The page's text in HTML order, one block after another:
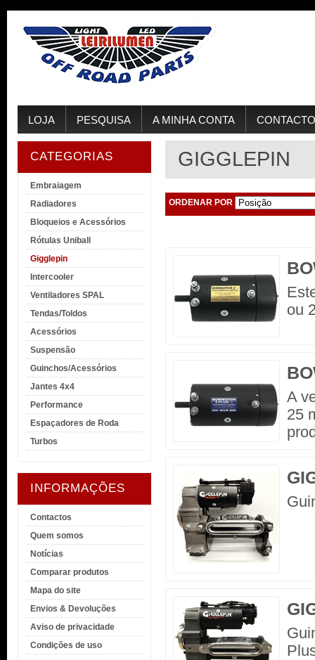
LOJA PESQUISA A MINHA CONTA
CATEGORIAS
Embraiagem
Radiadores
Bloqueios e Acessórios
Rótulas Uniball
Gigglepin
Intercooler
Ventiladores SPAL
Tendas/Toldos
Acessórios
Suspensão
Guinchos/Acessórios
Jantes 4x4
Performance
Espaçadores de Roda
Turbos
INFORMAÇÕES
Contactos
Quem somos
Notícias
Comparar produtos
Mapa do site
Envios & Devoluções
Aviso de privacidade
Condições de uso
GIGGLEPIN
ORDENAR POR
ou
A
25